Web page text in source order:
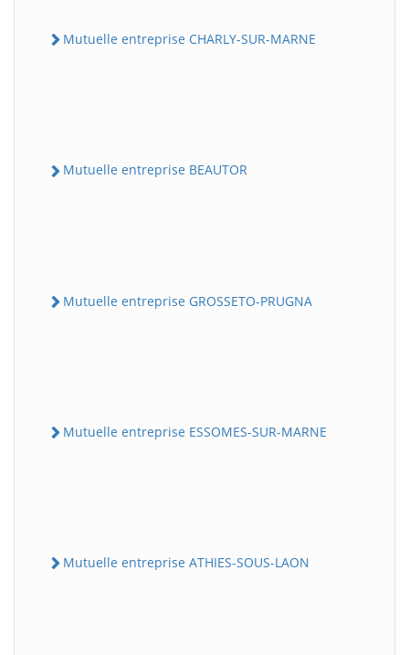
Mutuelle entreprise CHARLY-SUR-MARNE
Mutuelle entreprise BEAUTOR
Mutuelle entreprise GROSSETO-PRUGNA
Mutuelle entreprise ESSOMES-SUR-MARNE
Mutuelle entreprise ATHIES-SOUS-LAON